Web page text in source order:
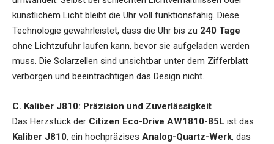
künstlichem Licht bleibt die Uhr voll funktionsfähig. Diese
Technologie gewährleistet, dass die Uhr bis zu 240 Tage
ohne Lichtzufuhr laufen kann, bevor sie aufgeladen werden
muss. Die Solarzellen sind unsichtbar unter dem Zifferblatt
verborgen und beeinträchtigen das Design nicht.
C. Kaliber J810: Präzision und Zuverlässigkeit
Das Herzstück der Citizen Eco-Drive AW1810-85L ist das
Kaliber J810, ein hochpräzises Analog-Quartz-Werk, das